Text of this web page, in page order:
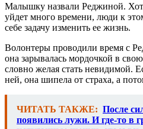
Малышку назвали Реджиной.
уйдет много времени, люди к
себе задачу изменить ее жизнь.
Волонтеры проводили время с
она зарывалась мордочкой в
словно желая стать невидимой.
ней, она шипела от страха, а
ЧИТАТЬ ТАКЖЕ: После
появились лужи. И где-то в